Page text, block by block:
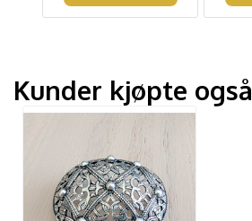
Kunder kjøpte også